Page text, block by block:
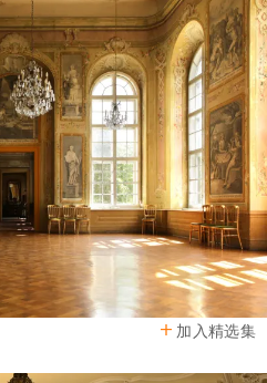
加入精选集